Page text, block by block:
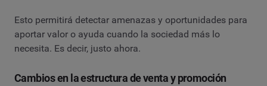
Esto permitirá detectar amenazas y oportunidades para
aportar valor o ayuda cuando la sociedad más lo
necesita. Es decir, justo ahora.
Cambios en la estructura de venta y promoción